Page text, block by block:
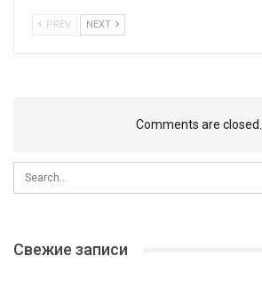
PREV NEXT
Comments are closed.
Свежие записи